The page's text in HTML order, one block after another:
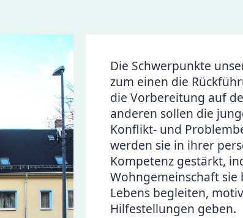
Die Schwerpunkte
zum einen die
die Vorbereitung auf
anderen sollen die
Konflikt- und
werden sie in ihrer
Kompetenz gestärkt,
Wohngemeinschaft sie
Lebens begleiten,
Hilfestellungen geben.